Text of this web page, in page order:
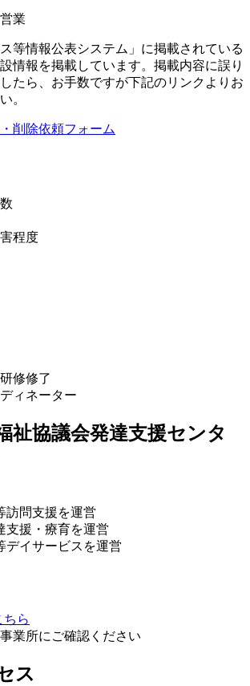
業
等情報公表システム」に掲載されている
情報を掲載しています。掲載内容に誤り
たら、お手数ですが下記のリンクよりお
。
削除依頼フォーム
程度
修修了
ィネーター
祉協議会発達支援センタ
訪問支援を運営
支援・療育を運営
デイサービスを運営
ちら
業所にご確認ください
ス